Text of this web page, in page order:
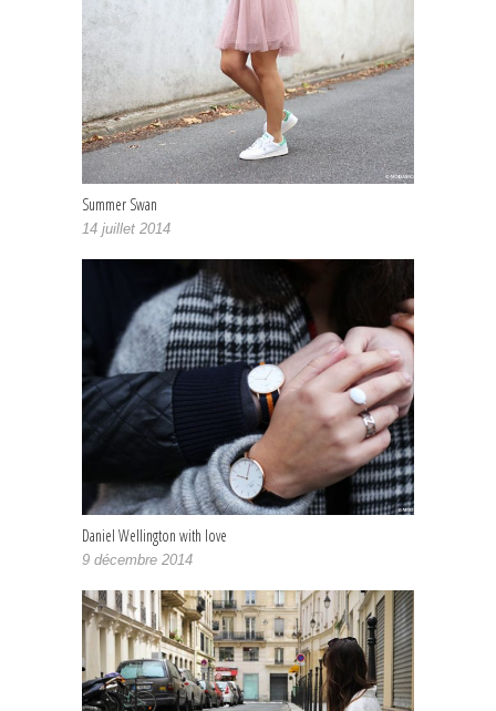
Summer Swan
14 juillet 2014
Daniel Wellington with love
9 décembre 2014